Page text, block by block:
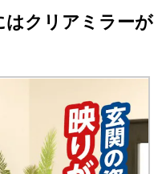
はクリアミラーが